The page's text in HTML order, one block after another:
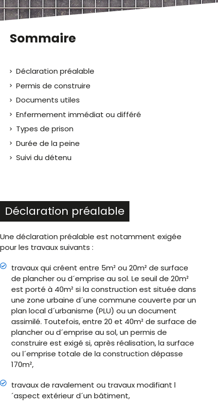
Sommaire
Déclaration préalable
Permis de construire
Documents utiles
Enfermement immédiat ou différé
Types de prison
Durée de la peine
Suivi du détenu
Déclaration préalable
Une déclaration préalable est notamment exigée
pour les travaux suivants :
travaux qui créent entre 5m² ou 20m² de surface
de plancher ou d´emprise au sol. Le seuil de 20m²
est porté à 40m² si la construction est située dans
une zone urbaine d´une commune couverte par un
plan local d´urbanisme (PLU) ou un document
assimilé. Toutefois, entre 20 et 40m² de surface de
plancher ou d´emprise au sol, un permis de
construire est exigé si, après réalisation, la surface
ou l´emprise totale de la construction dépasse
170m²,
travaux de ravalement ou travaux modifiant l
´aspect extérieur d´un bâtiment,